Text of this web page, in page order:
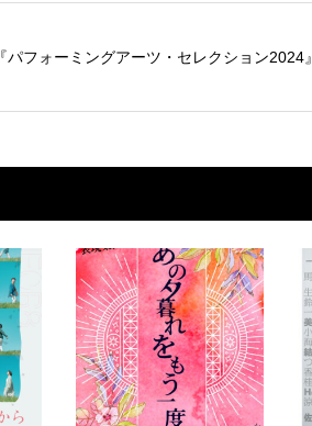
『パフォーミングアーツ・セレクション2024